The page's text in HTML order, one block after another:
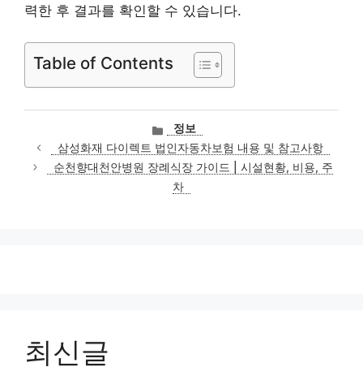
력한 후 결과를 확인할 수 있습니다.
Table of Contents
카
테
고
리
정보
삼성화재 다이렉트 법인자동차보험 내용 및 참고사항
순천향대천안병원 장례식장 가이드 | 시설현황, 비용, 주
차
최신글